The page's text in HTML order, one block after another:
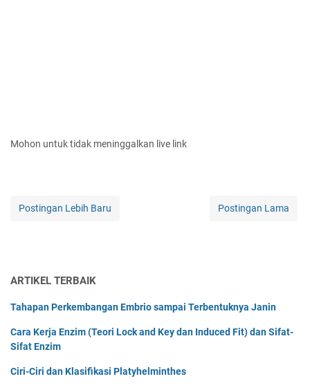
Mohon untuk tidak meninggalkan live link
Postingan Lebih Baru Postingan Lama
ARTIKEL TERBAIK
Tahapan Perkembangan Embrio sampai Terbentuknya Janin
Cara Kerja Enzim (Teori Lock and Key dan Induced Fit) dan Sifat-
Sifat Enzim
Ciri-Ciri dan Klasifikasi Platyhelminthes